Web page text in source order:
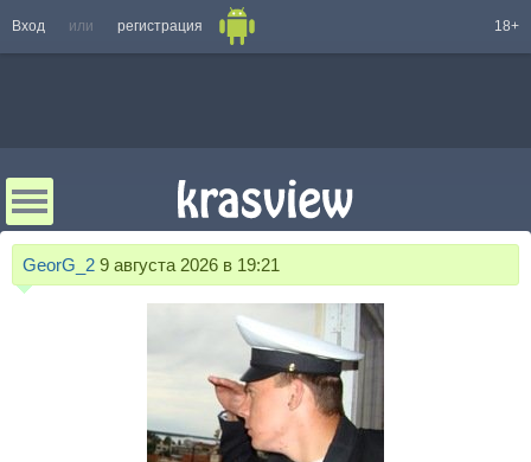
Вход или регистрация 18+
GeorG_2 9 августа 2026 в 19:21